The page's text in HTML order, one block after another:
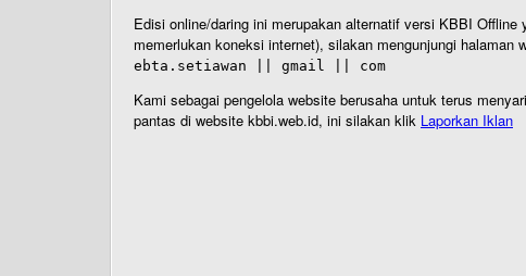
Edisi online/daring ini merupakan alternatif versi KBBI
memerlukan koneksi internet), silakan mengunjungi halaman
ebta.setiawan || gmail || com
Kami sebagai pengelola website berusaha untuk terus
pantas di website kbbi.web.id, ini silakan klik Laporkan Iklan